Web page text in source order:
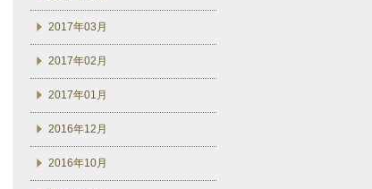
2017年03月
2017年02月
2017年01月
2016年12月
2016年10月